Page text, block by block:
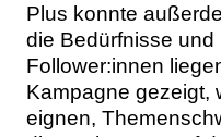
Plus konnte
die Bedürfnisse und
Follower:innen
Kampagne gezeigt,
eignen,